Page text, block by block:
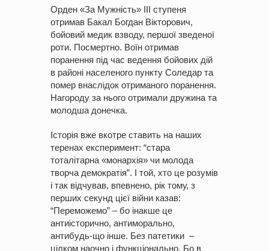
Орден «За Мужність» ІІІ ступеня
отримав Бакал Богдан Вікторович,
бойовий медик взводу, першої зведеної
роти. Посмертно. Воїн отримав
поранення під час ведення бойових дій
в районі населеного пункту Соледар та
помер внаслідок отриманого поранення.
Нагороду за нього отримали дружина та
молодша донечка.
Історія вже вкотре ставить на наших
теренах експеримент: “стара
тоталітарна «монархія» чи молода
творча демократія”. І той, хто це розумів
і так відчував, впевнено, рік тому, з
перших секунд цієї війни казав:
“Переможемо” – бо інакше це
антиісторично, антиморально,
антибудь-що інше. Без патетики –
цілком наочно і функціонально. Бо в